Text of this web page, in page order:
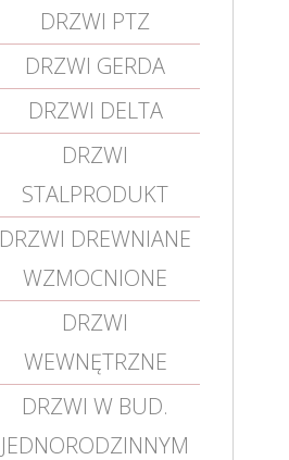
DRZWI PTZ
DRZWI GERDA
DRZWI DELTA
DRZWI
STALPRODUKT
DRZWI DREWNIANE
WZMOCNIONE
DRZWI
WEWNĘTRZNE
DRZWI W BUD.
JEDNORODZINNYM